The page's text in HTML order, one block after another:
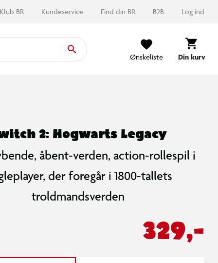
Klub BR Kundeservice Find din BR B2B Log ind
Ønskeliste Din kurv
2: Hogwarts Legacy
åbent-verden, action-rollespil i
der foregår i 1800-tallets
troldmandsverden
329,-